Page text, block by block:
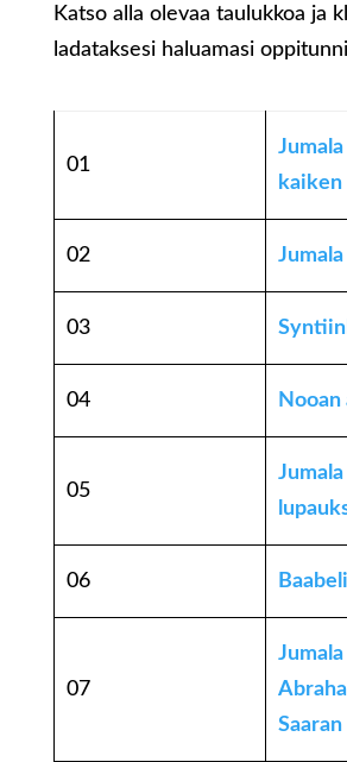
Katso alla olevaa taulukkoa ja
ladataksesi haluamasi
01
kaiken
02
03
04
05
06
07
Saaran